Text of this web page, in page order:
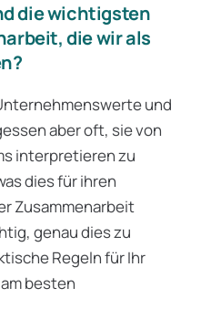
die wichtigsten
die wir als
und
aber oft, sie von
interpretieren zu
dies für ihren
Zusammenarbeit
genau dies zu
Regeln für Ihr
besten